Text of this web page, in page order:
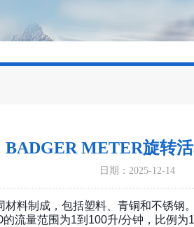
BADGER METER旋转
日期：2025-12-14
材料制成，包括塑料、青铜和不锈
的流量范围为1到100升/分钟，比例